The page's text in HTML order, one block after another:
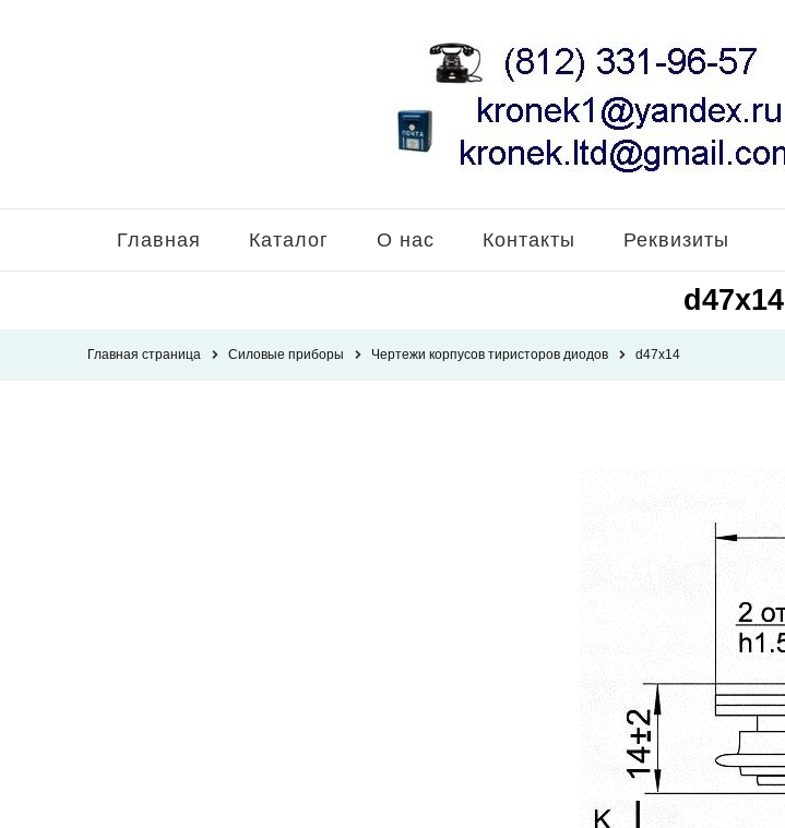
Главная Каталог О нас Контакты Реквизиты
d47x14
Главная страница Силовые приборы Чертежи корпусов тиристоров диодов d47x14